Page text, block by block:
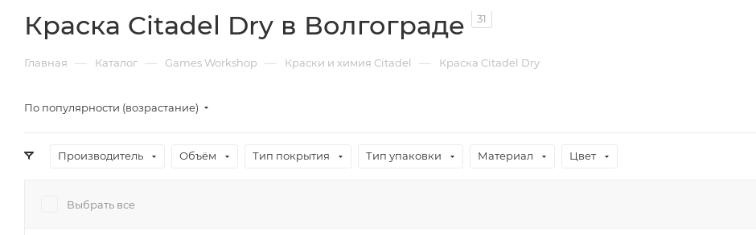
Краска Citadel Dry в Волгограде 31
Главная — Каталог — Games Workshop — Краски и химия Citadel — Краска Citadel Dry
По популярности (возрастание)
Производитель Объём Тип покрытия Тип упаковки Материал Цвет
Выбрать все